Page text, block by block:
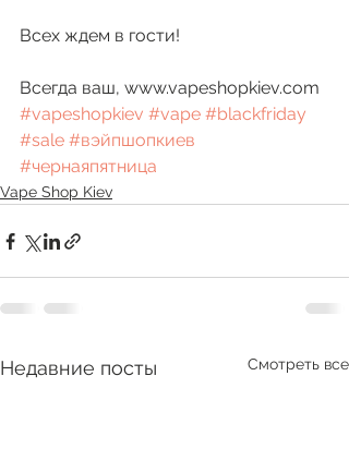
Всех ждем в гости!
Всегда ваш, www.vapeshopkiev.com
#vapeshopkiev #vape #blackfriday
#sale #вэйпшопкиев
#чернаяпятница
Vape Shop Kiev
Недавние посты Смотреть все